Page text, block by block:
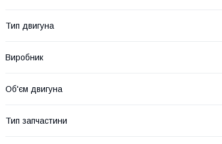
Тип двигуна
Виробник
Об'єм двигуна
Тип запчастини